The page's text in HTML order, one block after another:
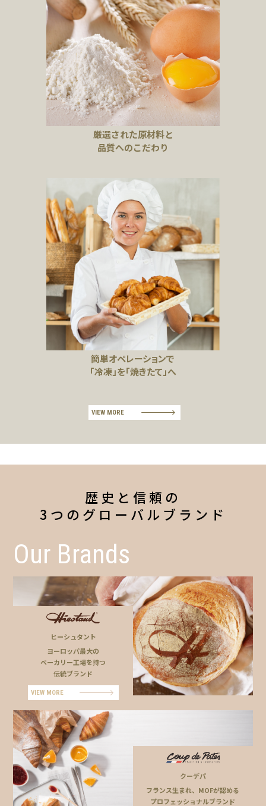
厳選された原材料と
品質へのこだわり
簡単オペレーションで
「冷凍」を「焼きたて」へ
VIEW MORE
歴史と信頼の
3つのグローバルブランド
Our Brands
ヒーシュタント
ヨーロッパ最大の
ベーカリー工場を持つ
伝統ブランド
VIEW MORE
クーデパ
フランス生まれ、MOFが認める
プロフェッショナルブランド